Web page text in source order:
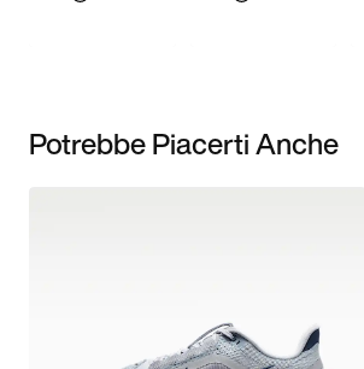
Potrebbe Piacerti Anche